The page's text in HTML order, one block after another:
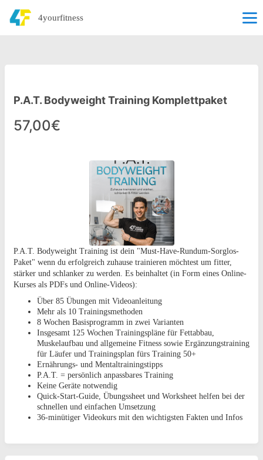
4yourfitness
P.A.T. Bodyweight Training Komplettpaket
57,00€
P.A.T. Bodyweight Training ist dein "Must-Have-Rundum-Sorglos-
Paket" wenn du erfolgreich zuhause trainieren möchtest um fitter,
stärker und schlanker zu werden. Es beinhaltet (in Form eines Online-
Kurses als PDFs und Online-Videos):
Über 85 Übungen mit Videoanleitung
Mehr als 10 Trainingsmethoden
8 Wochen Basisprogramm in zwei Varianten
Insgesamt 125 Wochen Trainingspläne für Fettabbau,
Muskelaufbau und allgemeine Fitness sowie Ergänzungstraining
für Läufer und Trainingsplan fürs Training 50+
Ernährungs- und Mentaltrainingstipps
P.A.T. = persönlich anpassbares Training
Keine Geräte notwendig
Quick-Start-Guide, Übungssheet und Worksheet helfen bei der
schnellen und einfachen Umsetzung
36-minütiger Videokurs mit den wichtigsten Fakten und Infos